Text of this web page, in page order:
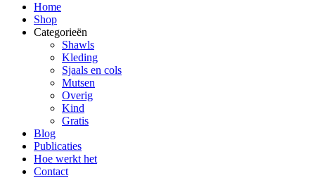
Home
Shop
Categorieën
Shawls
Kleding
Sjaals en cols
Mutsen
Overig
Kind
Gratis
Blog
Publicaties
Hoe werkt het
Contact